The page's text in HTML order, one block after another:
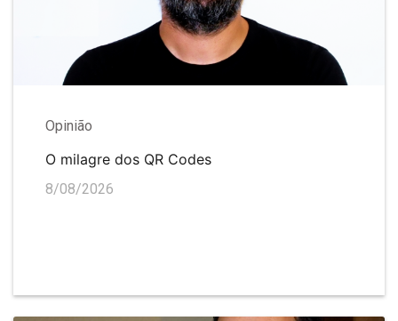
Opinião
O milagre dos QR Codes
8/08/2026